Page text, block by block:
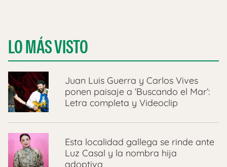
LO MÁS VISTO
Juan Luis Guerra y Carlos Vives
ponen paisaje a ‘Buscando el Mar’:
Letra completa y Videoclip
Esta localidad gallega se rinde ante
Luz Casal y la nombra hija
adoptiva